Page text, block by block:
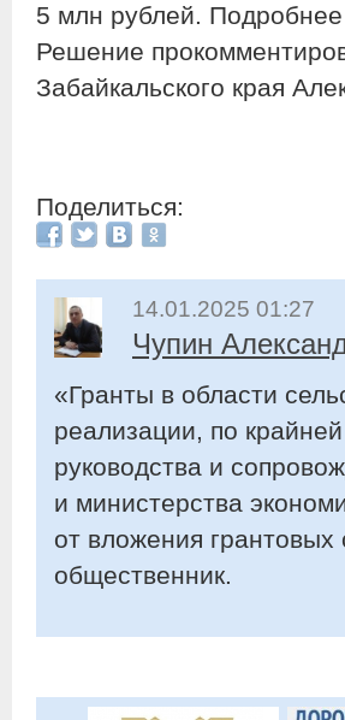
5 млн рублей. Подробнее
Решение
Забайкальского края
Поделиться:
14.01.2025 01:27
Чупин
«Гранты в области
реализации, по
руководства и
и министерства
от вложения грантовых
общественник.